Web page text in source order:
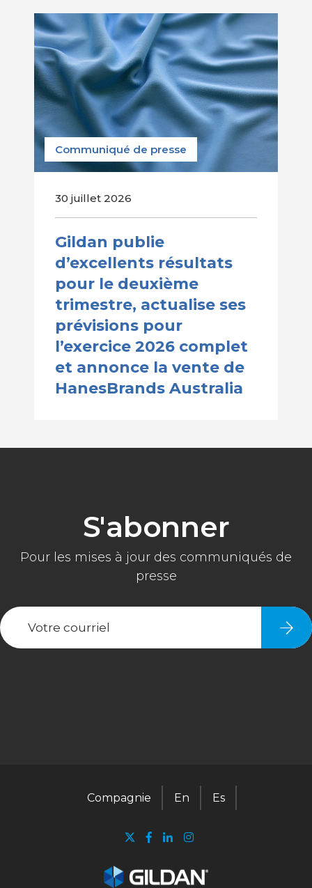
Communiqué de presse
30 juillet 2026
Gildan publie
d’excellents résultats
pour le deuxième
trimestre, actualise ses
prévisions pour
l’exercice 2026 complet
et annonce la vente de
HanesBrands Australia
Compagnie En Es